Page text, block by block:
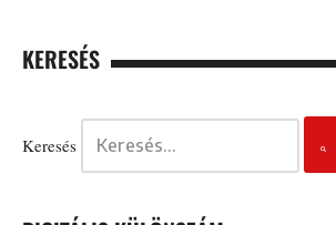
KERESÉS
Keresés